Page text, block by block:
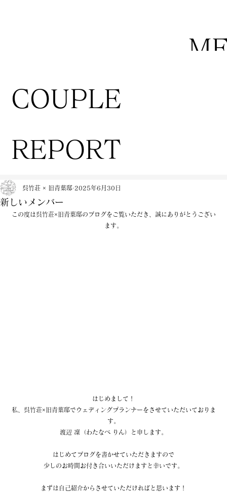
COUPLE
REPORT
新しいメンバー
呉竹荘 × 旧青葉邸 2025年6月30日
この度は呉竹荘×旧青葉邸のブログをご覧いただき、誠にありがとうござい
ます。
はじめまして！
私、呉竹荘×旧青葉邸でウェディングプランナーをさせていただいておりま
す。
渡辺 凜（わたなべ りん）と申します。
はじめてブログを書かせていただきますので
少しのお時間お付き合いいただけますと幸いです。
まずは自己紹介からさせていただければと思います！